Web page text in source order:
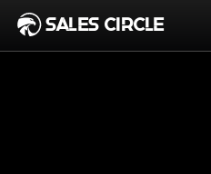
SALES CIRCLE